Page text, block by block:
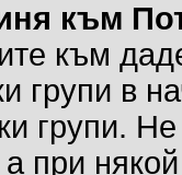
към
към
групи в
групи.
при